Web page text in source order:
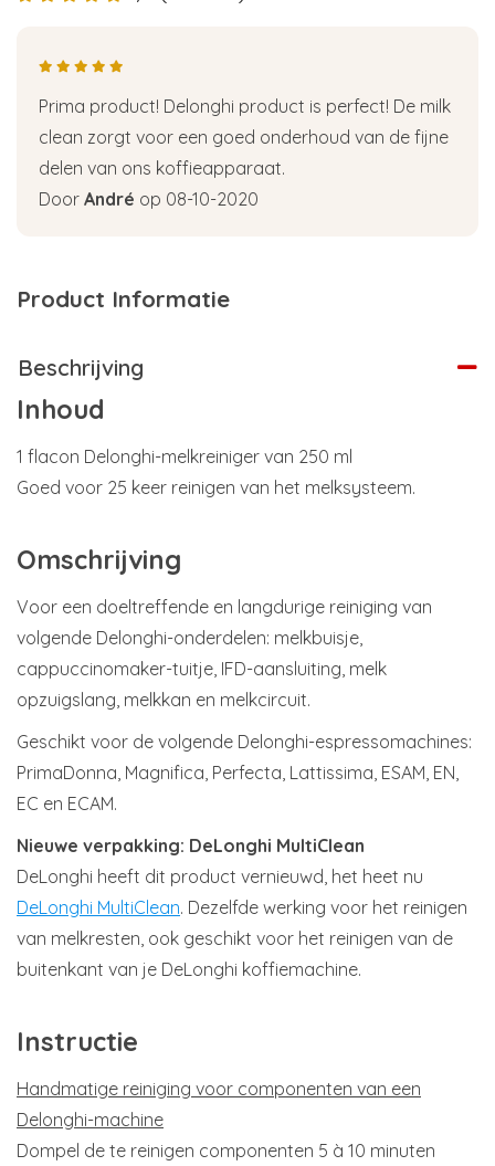
Prima product! Delonghi product is perfect! De milk
clean zorgt voor een goed onderhoud van de fijne
delen van ons koffieapparaat.
Door André op 08-10-2020
Product Informatie
Beschrijving
Inhoud
1 flacon Delonghi-melkreiniger van 250 ml
Goed voor 25 keer reinigen van het melksysteem.
Omschrijving
Voor een doeltreffende en langdurige reiniging van
volgende Delonghi-onderdelen: melkbuisje,
cappuccinomaker-tuitje, IFD-aansluiting, melk
opzuigslang, melkkan en melkcircuit.
Geschikt voor de volgende Delonghi-espressomachines:
PrimaDonna, Magnifica, Perfecta, Lattissima, ESAM, EN,
EC en ECAM.
Nieuwe verpakking: DeLonghi MultiClean
DeLonghi heeft dit product vernieuwd, het heet nu
DeLonghi MultiClean. Dezelfde werking voor het reinigen
van melkresten, ook geschikt voor het reinigen van de
buitenkant van je DeLonghi koffiemachine.
Instructie
Handmatige reiniging voor componenten van een
Delonghi-machine
Dompel de te reinigen componenten 5 à 10 minuten